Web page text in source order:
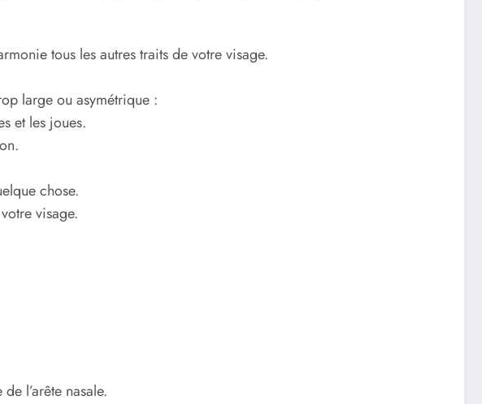
tous les autres traits de votre visage.
large ou asymétrique :
et les joues.
chose.
visage.
l’arête nasale.